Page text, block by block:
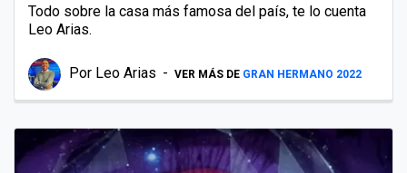
Todo sobre la casa más famosa del país, te lo cuenta
Leo Arias.
Por Leo Arias VER MÁS DE GRAN HERMANO 2022